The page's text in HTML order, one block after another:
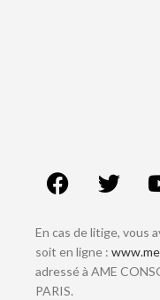
En cas de litige, vous
soit en ligne :
adressé à AME
PARIS.